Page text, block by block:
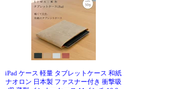
iPad ケース 軽量 タブレットケース 和紙
ナオロン 日本製 ファスナー付き 衝撃吸